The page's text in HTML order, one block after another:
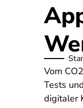
Vom
Tests
digitaler